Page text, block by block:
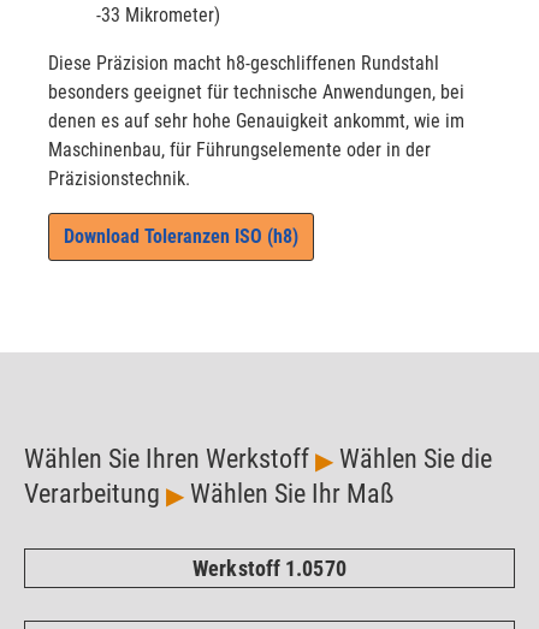
Wählen Sie Ihren Werkstoff ▶ Wählen Sie die
Verarbeitung ▶ Wählen Sie Ihr Maß
Werkstoff 1.0570
-33 Mikrometer)
Diese Präzision macht h8-geschliffenen Rundstahl
besonders geeignet für technische Anwendungen, bei
denen es auf sehr hohe Genauigkeit ankommt, wie im
Maschinenbau, für Führungselemente oder in der
Präzisionstechnik.
Download Toleranzen ISO (h8)